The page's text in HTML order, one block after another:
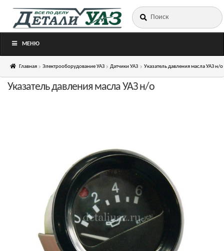
Перейти
Перейти
Искать:
МЕНЮ
Главная Электрооборудование УАЗ Датчики УАЗ Указатель давления масла УАЗ н/о
Указатель давления масла УАЗ н/о